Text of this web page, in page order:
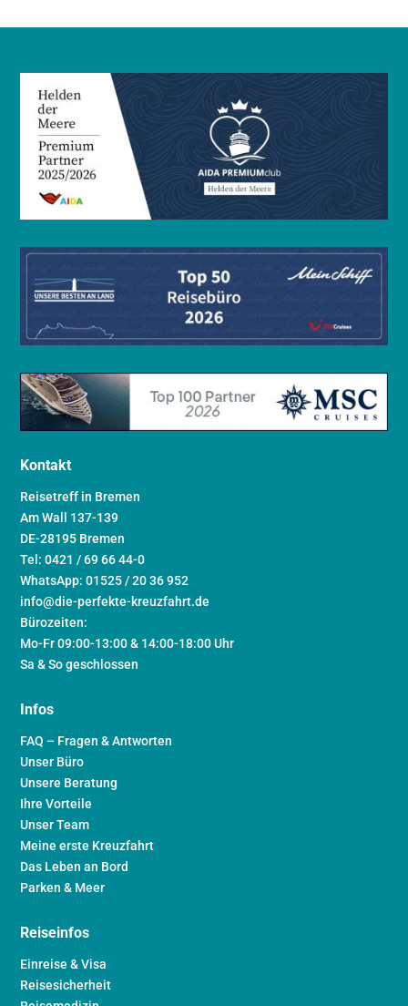
Kontakt
Reisetreff in Bremen
Am Wall 137-139
DE-28195 Bremen
Tel: 0421 / 69 66 44-0
WhatsApp: 01525 / 20 36 952
info@die-perfekte-kreuzfahrt.de
Bürozeiten:
Mo-Fr 09:00-13:00 & 14:00-18:00 Uhr
Sa & So geschlossen
Infos
FAQ – Fragen & Antworten
Unser Büro
Unsere Beratung
Ihre Vorteile
Unser Team
Meine erste Kreuzfahrt
Das Leben an Bord
Parken & Meer
Reiseinfos
Einreise & Visa
Reisesicherheit